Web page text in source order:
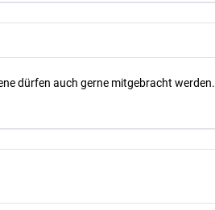
dürfen auch gerne mitgebracht werden.